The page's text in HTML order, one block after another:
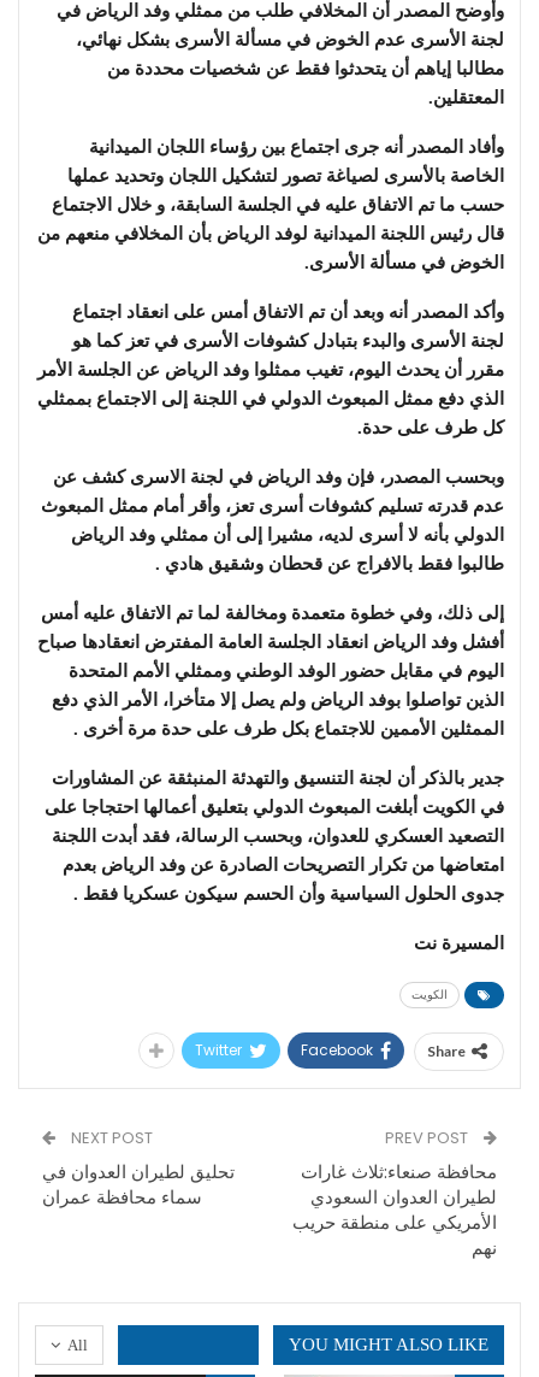
وأوضح المصدر أن المخلافي طلب من ممثلي وفد الرياض في
لجنة الأسرى عدم الخوض في مسألة الأسرى بشكل نهائي،
مطالبا إياهم أن يتحدثوا فقط عن شخصيات محددة من
المعتقلين.
وأفاد المصدر أنه جرى اجتماع بين رؤساء اللجان الميدانية
الخاصة بالأسرى لصياغة تصور لتشكيل اللجان وتحديد عملها
حسب ما تم الاتفاق عليه في الجلسة السابقة، و خلال الاجتماع
قال رئيس اللجنة الميدانية لوفد الرياض بأن المخلافي منعهم من
الخوض في مسألة الأسرى.
وأكد المصدر أنه وبعد أن تم الاتفاق أمس على انعقاد اجتماع
لجنة الأسرى والبدء بتبادل كشوفات الأسرى في تعز كما هو
مقرر أن يحدث اليوم، تغيب ممثلوا وفد الرياض عن الجلسة الأمر
الذي دفع ممثل المبعوث الدولي في اللجنة إلى الاجتماع بممثلي
كل طرف على حدة.
وبحسب المصدر، فإن وفد الرياض في لجنة الاسرى كشف عن
عدم قدرته تسليم كشوفات أسرى تعز، وأقر أمام ممثل المبعوث
الدولي بأنه لا أسرى لديه، مشيرا إلى أن ممثلي وفد الرياض
طالبوا فقط بالافراج عن قحطان وشقيق هادي .
إلى ذلك، وفي خطوة متعمدة ومخالفة لما تم الاتفاق عليه أمس
أفشل وفد الرياض انعقاد الجلسة العامة المفترض انعقادها صباح
اليوم في مقابل حضور الوفد الوطني وممثلي الأمم المتحدة
الذين تواصلوا بوفد الرياض ولم يصل إلا متأخرا، الأمر الذي دفع
الممثلين الأممين للاجتماع بكل طرف على حدة مرة أخرى .
جدير بالذكر أن لجنة التنسيق والتهدئة المنبثقة عن المشاورات
في الكويت أبلغت المبعوث الدولي بتعليق أعمالها احتجاجا على
التصعيد العسكري للعدوان، وبحسب الرسالة، فقد أبدت اللجنة
امتعاضها من تكرار التصريحات الصادرة عن وفد الرياض بعدم
جدوى الحلول السياسية وأن الحسم سيكون عسكريا فقط .
المسيرة نت
الكويت
Share
Facebook
Twitter
محافظة صنعاء:ثلاث غارات
لطيران العدوان السعودي
الأمريكي على منطقة حريب
نهم
NEXT POST
تحليق لطيران العدوان في
سماء محافظة عمران
All YOU MIGHT ALSO LIKE